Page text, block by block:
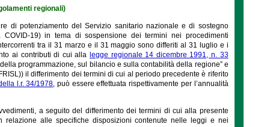
regionali)
di potenziamento del Servizio sanitario nazionale e di sostegno
19) in tema di sospensione dei termini nei procedimenti
tra il 31 marzo e il 31 maggio sono differiti al 31 luglio e i
ai contributi di cui alla legge regionale 14 dicembre 1991, n. 33
programmazione, sul bilancio e sulla contabilità della regione” e
il differimento dei termini di cui al periodo precedente è riferito
l.r. 34/1978, può essere effettuata rispettivamente per l’annualità
a seguito del differimento dei termini di cui alla presente
relazione alle specifiche disposizioni contenute nelle leggi e nei